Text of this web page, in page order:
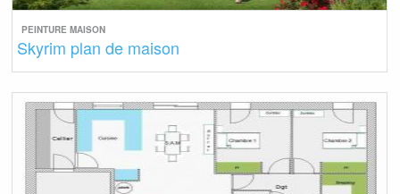
PEINTURE MAISON
Skyrim plan de maison